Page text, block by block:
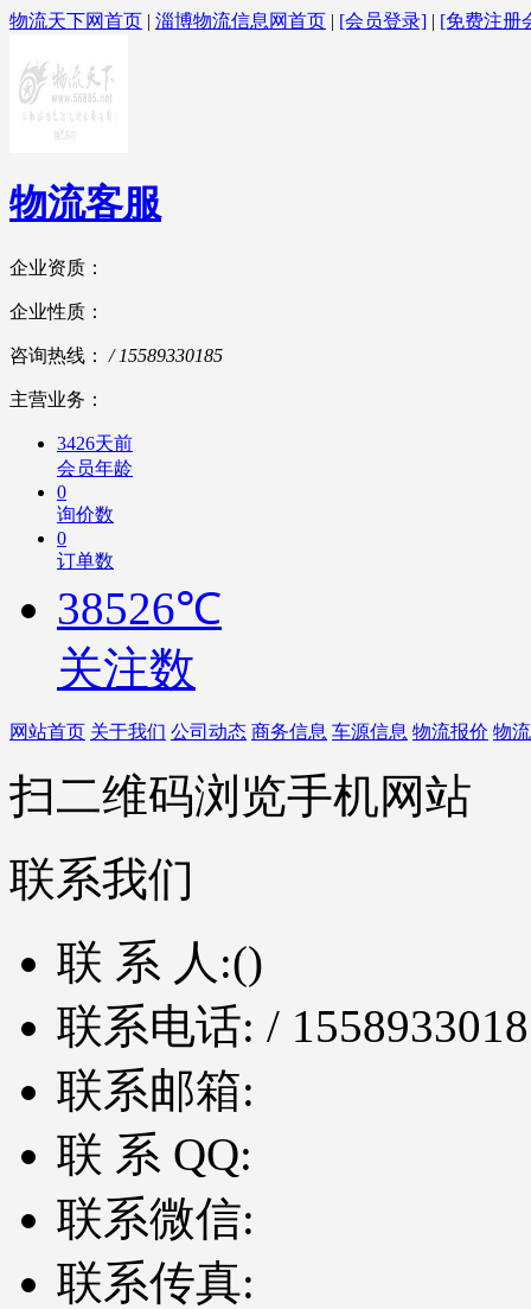
物流天下网首页 | 淄博物流信息网首页 | [会员登录] | [免费注册
物流客服
企业资质：
企业性质：
咨询热线： / 15589330185
主营业务：
3426天前
会员年龄
0
询价数
0
订单数
38526℃
关注数
网站首页 关于我们 公司动态 商务信息 车源信息 物流报价 物
扫二维码浏览手机网站
联系我们
联 系 人:()
联系电话: /
联系邮箱:
联 系 QQ:
联系微信:
联系传真: